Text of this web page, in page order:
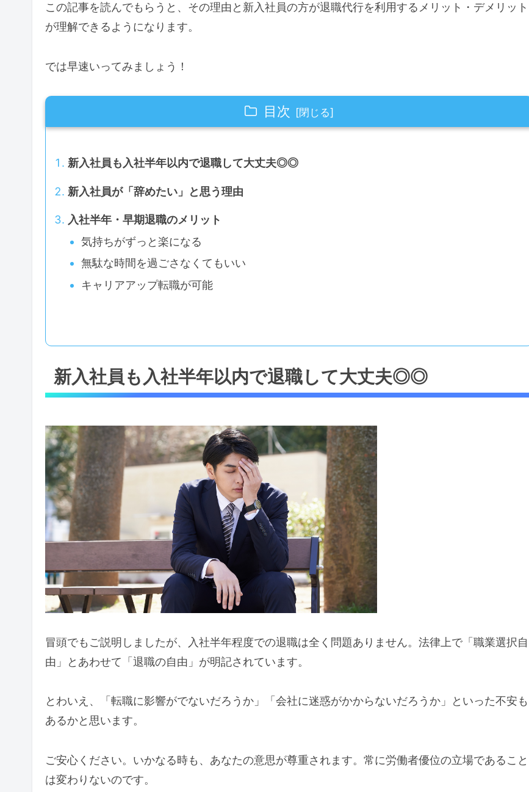
この記事を読んでもらうと、その理由と新入社員の方が退職代行を利用するメリット・デメリット
が理解できるようになります。
では早速いってみましょう！
目次
新入社員も入社半年以内で退職して大丈夫◎◎
新入社員が「辞めたい」と思う理由
入社半年・早期退職のメリット
気持ちがずっと楽になる
無駄な時間を過ごさなくてもいい
キャリアアップ転職が可能
新入社員も入社半年以内で退職して大丈夫◎◎
冒頭でもご説明しましたが、入社半年程度での退職は全く問題ありません。法律上で「職業選択自
由」とあわせて「退職の自由」が明記されています。
とわいえ、「転職に影響がでないだろうか」「会社に迷惑がかからないだろうか」といった不安も
あるかと思います。
ご安心ください。いかなる時も、あなたの意思が尊重されます。常に労働者優位の立場であること
は変わりないのです。